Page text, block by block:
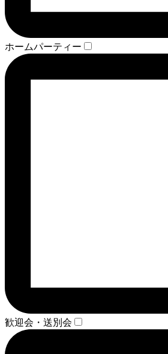
ホームパーティー
歓迎会・送別会